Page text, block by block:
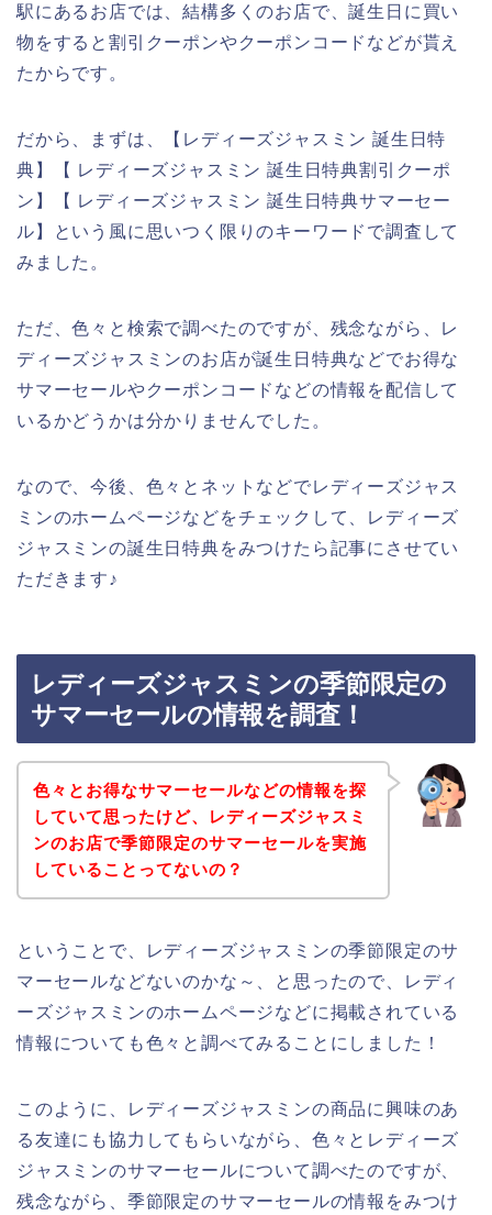
駅にあるお店では、結構多くのお店で、誕生日に買い
物をすると割引クーポンやクーポンコードなどが貰え
たからです。
だから、まずは、【レディーズジャスミン 誕生日特
典】【 レディーズジャスミン 誕生日特典割引クーポ
ン】【 レディーズジャスミン 誕生日特典サマーセー
ル】という風に思いつく限りのキーワードで調査して
みました。
ただ、色々と検索で調べたのですが、残念ながら、レ
ディーズジャスミンのお店が誕生日特典などでお得な
サマーセールやクーポンコードなどの情報を配信して
いるかどうかは分かりませんでした。
なので、今後、色々とネットなどでレディーズジャス
ミンのホームページなどをチェックして、レディーズ
ジャスミンの誕生日特典をみつけたら記事にさせてい
ただきます♪
レディーズジャスミンの季節限定の
サマーセールの情報を調査！
色々とお得なサマーセールなどの情報を探
していて思ったけど、レディーズジャスミ
ンのお店で季節限定のサマーセールを実施
していることってないの？
ということで、レディーズジャスミンの季節限定のサ
マーセールなどないのかな～、と思ったので、レディ
ーズジャスミンのホームページなどに掲載されている
情報についても色々と調べてみることにしました！
このように、レディーズジャスミンの商品に興味のあ
る友達にも協力してもらいながら、色々とレディーズ
ジャスミンのサマーセールについて調べたのですが、
残念ながら、季節限定のサマーセールの情報をみつけ